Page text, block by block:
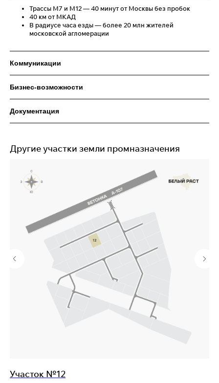
Трассы М7 и М12 — 40 минут от Москвы без пробок
40 км от МКАД
В радиусе часа езды — более 20 млн жителей
московской агломерации
Коммуникации
Бизнес-возможности
Документация
Другие участки земли промназначения
Участок №12